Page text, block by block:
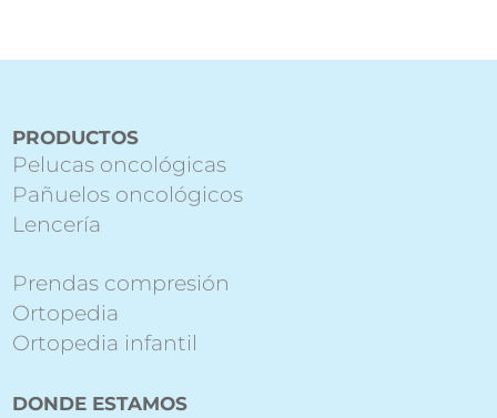
PRODUCTOS
Pelucas oncológicas
Pañuelos oncológicos
Lencería
Prendas compresión
Ortopedia
Ortopedia infantil
DONDE ESTAMOS